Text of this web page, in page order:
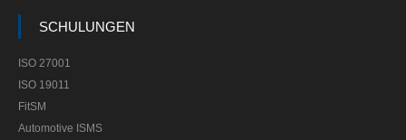
SCHULUNGEN
ISO 27001
ISO 19011
FitSM
Automotive ISMS